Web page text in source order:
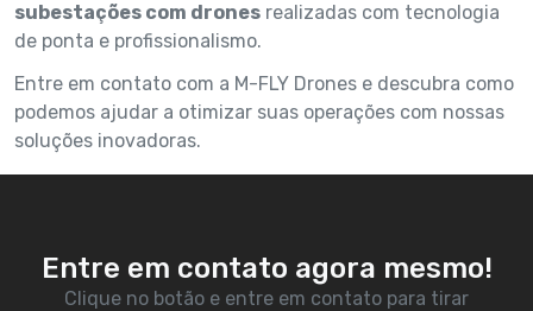
subestações com drones realizadas com tecnologia
de ponta e profissionalismo.
Entre em contato com a M-FLY Drones e descubra como
podemos ajudar a otimizar suas operações com nossas
soluções inovadoras.
Entre em contato agora mesmo!
Clique no botão e entre em contato para tirar